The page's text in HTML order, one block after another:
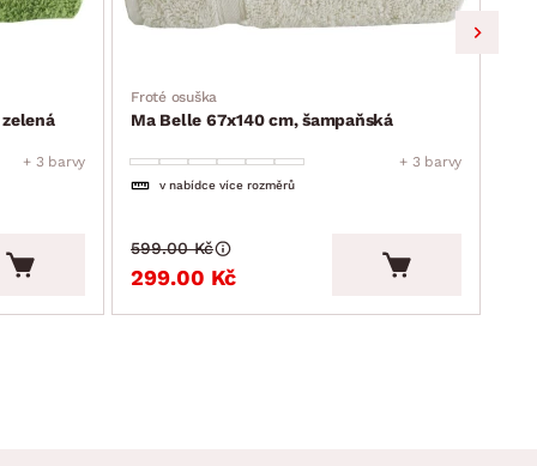
+ 3 barvy
Froté osuška
Ma Belle 67x140 cm, šampaňská
+ 3 barvy
v nabídce více rozměrů
299.00 Kč
599.00 Kč